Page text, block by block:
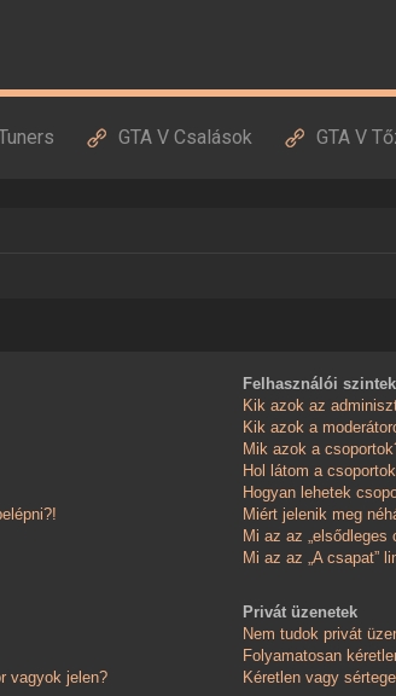
GTA V Csalások GTA V
vagyok jelen?
Felhasználói
Kik azok az
Kik azok a
Mik azok a
Hol látom a
Hogyan lehetek
Miért jelenik meg
Mi az az „elsődleges
Mi az az „A csapat”
Privát üzenetek
Nem tudok privát
Folyamatosan
Kéretlen vagy